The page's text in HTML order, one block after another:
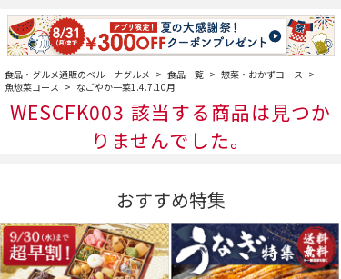
食品・グルメ通販のベルーナグルメ > 食品一覧 > 惣菜・おかずコース >
魚惣菜コース > なごやか一菜1.4.7.10月
WESCFK003 該当する商品は見つか
りませんでした。
おすすめ特集